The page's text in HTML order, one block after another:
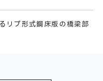
リブ形式鋼床版の橋梁部